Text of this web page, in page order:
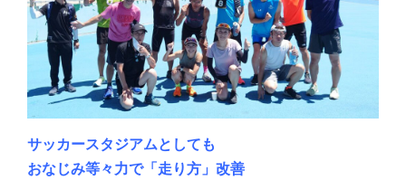
サッカースタジアムとしても
おなじみ等々力で「走り方」改善